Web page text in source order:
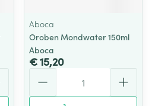
Aboca
Oroben Mondwater 150ml
Aboca
€ 15,20